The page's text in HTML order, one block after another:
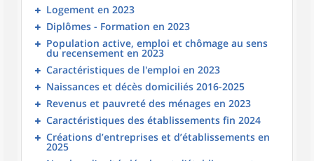
Logement en 2023
Diplômes - Formation en 2023
Population active, emploi et chômage au sens
du recensement en 2023
Caractéristiques de l'emploi en 2023
Naissances et décès domiciliés 2016-2025
Revenus et pauvreté des ménages en 2023
Caractéristiques des établissements fin 2024
Créations d’entreprises et d’établissements en
2025